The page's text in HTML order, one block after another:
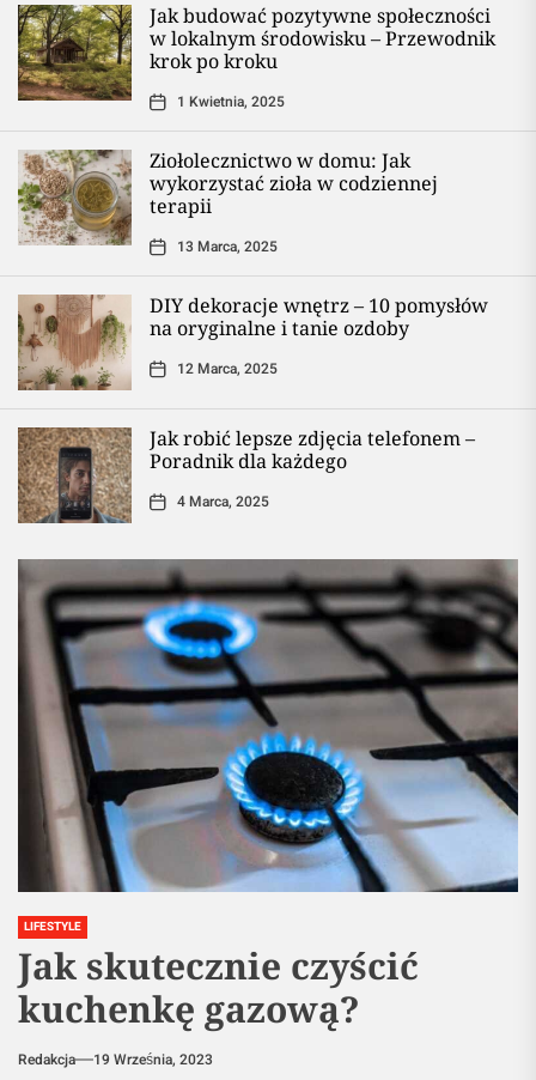
Jak budować pozytywne społeczności
w lokalnym środowisku – Przewodnik
krok po kroku
1 Kwietnia, 2025
Ziołolecznictwo w domu: Jak
wykorzystać zioła w codziennej
terapii
13 Marca, 2025
DIY dekoracje wnętrz – 10 pomysłów
na oryginalne i tanie ozdoby
12 Marca, 2025
Jak robić lepsze zdjęcia telefonem –
Poradnik dla każdego
4 Marca, 2025
LIFESTYLE
Jak skutecznie czyścić
kuchenkę gazową?
Redakcja 19 Września, 2023